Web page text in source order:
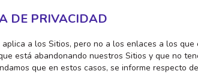
DE PRIVACIDAD
a los Sitios, pero no a los enlaces a los
está abandonando nuestros Sitios y que no
que en estos casos, se informe respecto